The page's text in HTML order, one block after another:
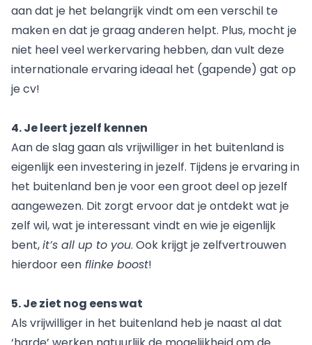
aan dat je het belangrijk vindt om een verschil te
maken en dat je graag anderen helpt. Plus, mocht je
niet heel veel werkervaring hebben, dan vult deze
internationale ervaring ideaal het (gapende) gat op
je cv!
4. Je leert jezelf kennen
Aan de slag gaan als vrijwilliger in het buitenland is
eigenlijk een investering in jezelf. Tijdens je ervaring in
het buitenland ben je voor een groot deel op jezelf
aangewezen. Dit zorgt ervoor dat je ontdekt wat je
zelf wil, wat je interessant vindt en wie je eigenlijk
bent,it’s all up to you. Ook krijgt je zelfvertrouwen
hierdoor een flinke boost!
5. Je ziet nog eens wat
Als vrijwilliger in het buitenland heb je naast al dat